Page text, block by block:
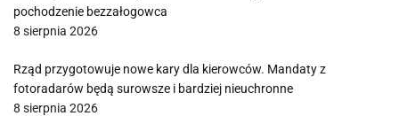
pochodzenie bezzałogowca
8 sierpnia 2026
Rząd przygotowuje nowe kary dla kierowców. Mandaty z
fotoradarów będą surowsze i bardziej nieuchronne
8 sierpnia 2026